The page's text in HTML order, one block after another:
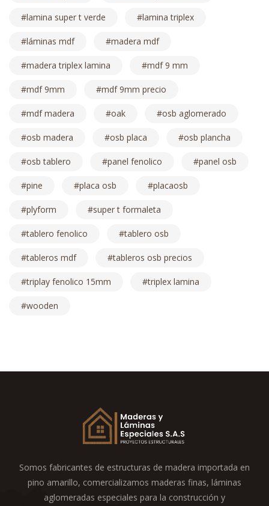
lamina super t verde lamina triplex
láminas mdf madera mdf
madera triplex lamina mdf 9 mm
mdf 9mm mdf 9mm precio
mdf madera oak osb aglomerado
osb madera osb placa osb plancha
osb tablero panel fenolico panel osb
pine placa osb placaosb
plyform super t formaleta
tablero fenolico tablero osb
tableros mdf tableros osb precios
triplay fenolico 15mm triplex lamina
wooden
Somos fabricantes de estructuras de madera importada en
pino amarillo, comercializamos maderas finas, láminas
aglomeradas especiales para la construcción y